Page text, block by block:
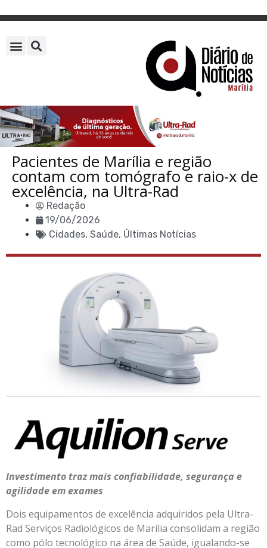
Pacientes de Marília e região
contam com tomógrafo e raio-x de
excelência, na Ultra-Rad
Redação
19/06/2026
Cidades, Saúde, Últimas Notícias
Investimento traz mais confiabilidade, segurança e
agilidade em exames
Dois equipamentos de excelência adquiridos pela Ultra-
Rad Serviços Radiológicos de Marília consolidam a região
como pólo tecnológico na área de Saúde, igualando-se